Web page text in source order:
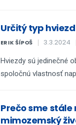
Určitý typ
ERIK ŠÍPOŠ 3.3.2024
Hviezdy sú jedinečné
spoločnú vlastnosť
Prečo sme
mimozemský